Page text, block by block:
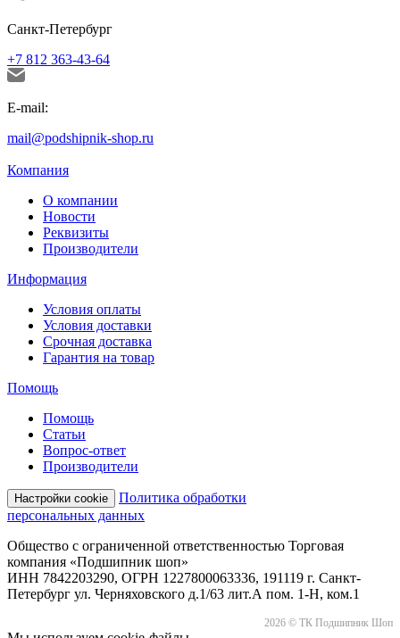
Санкт-Петербург
+7 812 363-43-64
E-mail:
mail@podshipnik-shop.ru
Компания
О компании
Новости
Реквизиты
Производители
Информация
Условия оплаты
Условия доставки
Срочная доставка
Гарантия на товар
Помощь
Помощь
Статьи
Вопрос-ответ
Производители
Настройки cookie
Политика обработки
персональных данных
Общество с ограниченной ответственностью Торговая
компания «Подшипник шоп»
ИНН 7842203290, ОГРН 1227800063336, 191119 г. Санкт-
Петербург ул. Черняховского д.1/63 лит.А пом. 1-Н, ком.1
2026 © ТК Подшипник Шоп